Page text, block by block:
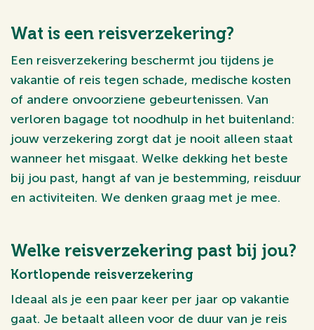
Wat is een reisverzekering?
Een reisverzekering beschermt jou tijdens je
vakantie of reis tegen schade, medische kosten
of andere onvoorziene gebeurtenissen. Van
verloren bagage tot noodhulp in het buitenland:
jouw verzekering zorgt dat je nooit alleen staat
wanneer het misgaat. Welke dekking het beste
bij jou past, hangt af van je bestemming, reisduur
en activiteiten. We denken graag met je mee.
Welke reisverzekering past bij jou?
Kortlopende reisverzekering
Ideaal als je een paar keer per jaar op vakantie
gaat. Je betaalt alleen voor de duur van je reis